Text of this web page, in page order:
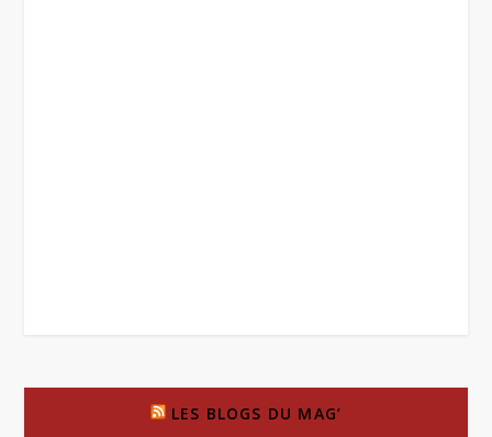
LES BLOGS DU MAG’